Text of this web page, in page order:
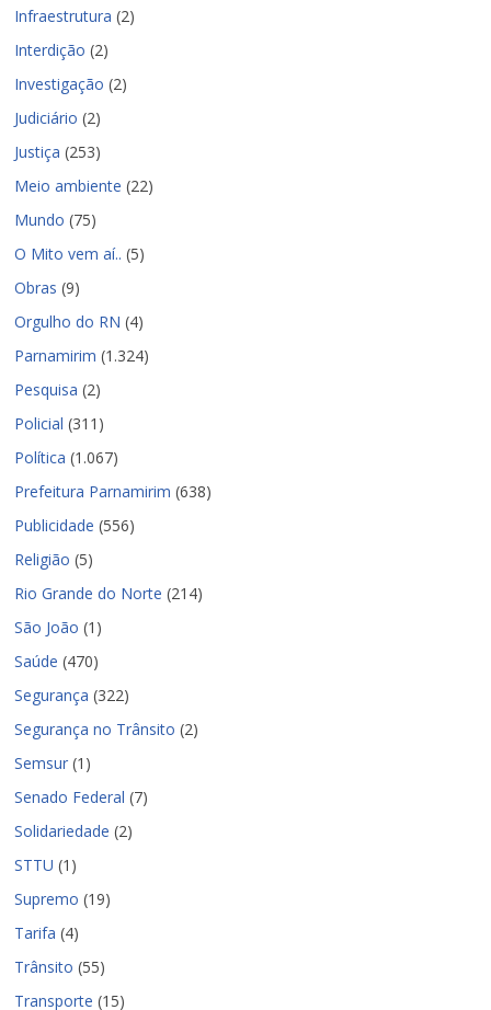
Infraestrutura (2)
Interdição (2)
Investigação (2)
Judiciário (2)
Justiça (253)
Meio ambiente (22)
Mundo (75)
O Mito vem aí.. (5)
Obras (9)
Orgulho do RN (4)
Parnamirim (1.324)
Pesquisa (2)
Policial (311)
Política (1.067)
Prefeitura Parnamirim (638)
Publicidade (556)
Religião (5)
Rio Grande do Norte (214)
São João (1)
Saúde (470)
Segurança (322)
Segurança no Trânsito (2)
Semsur (1)
Senado Federal (7)
Solidariedade (2)
STTU (1)
Supremo (19)
Tarifa (4)
Trânsito (55)
Transporte (15)